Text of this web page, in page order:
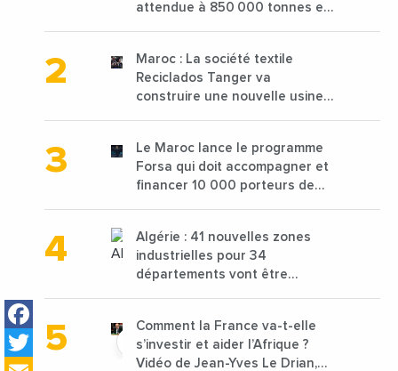
Facebook
Twitter
attendue à 850 000 tonnes en
Maroc : La société textile
Reciclados Tanger va
construire une nouvelle usine
Le Maroc lance le programme
Forsa qui doit accompagner et
financer 10 000 porteurs de
Algérie : 41 nouvelles zones
industrielles pour 34
départements vont être
Comment la France va-t-elle
s’investir et aider l’Afrique ?
Vidéo de Jean-Yves Le Drian,